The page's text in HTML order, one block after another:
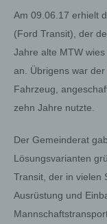
Am 09.06.17 erhielt
(Ford Transit), der
Jahre alte MTW
an. Übrigens war der
Fahrzeug,
zehn Jahre nutzte.
Der Gemeinderat
Lösungsvarianten
Transit, der in vielen
Ausrüstung und